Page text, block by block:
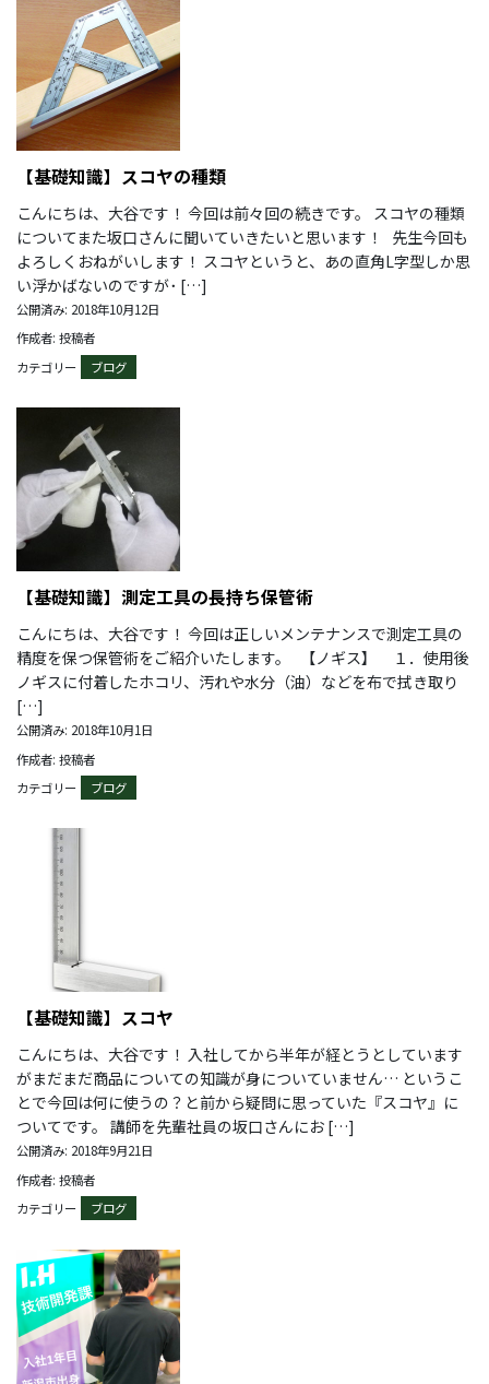
【基礎知識】スコヤの種類
こんにちは、大谷です！ 今回は前々回の続きです。 スコヤの種類
についてまた坂口さんに聞いていきたいと思います！ 先生今回も
よろしくおねがいします！ スコヤというと、あの直角L字型しか思
い浮かばないのですが･ […]
公開済み: 2018年10月12日
作成者: 投稿者
カテゴリー
ブログ
【基礎知識】測定工具の長持ち保管術
こんにちは、大谷です！ 今回は正しいメンテナンスで測定工具の
精度を保つ保管術をご紹介いたします。 【ノギス】 １．使用後
ノギスに付着したホコリ、汚れや水分（油）などを布で拭き取り
[…]
公開済み: 2018年10月1日
作成者: 投稿者
カテゴリー
ブログ
【基礎知識】スコヤ
こんにちは、大谷です！ 入社してから半年が経とうとしています
がまだまだ商品についての知識が身についていません… というこ
とで今回は何に使うの？と前から疑問に思っていた『スコヤ』に
ついてです。 講師を先輩社員の坂口さんにお […]
公開済み: 2018年9月21日
作成者: 投稿者
カテゴリー
ブログ